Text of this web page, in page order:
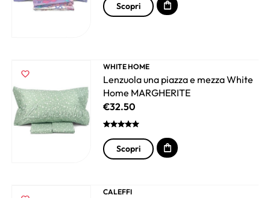
Scopri
WHITE HOME
Lenzuola una piazza e mezza White
Home MARGHERITE
€32.50
Scopri
CALEFFI